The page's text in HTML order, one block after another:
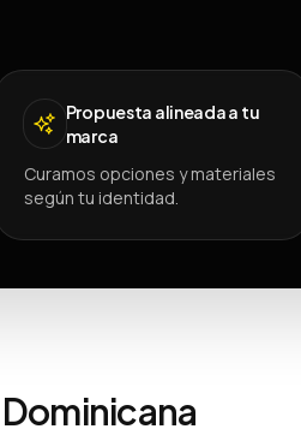
Propuesta alineada a tu
marca
Curamos opciones y materiales
según tu identidad.